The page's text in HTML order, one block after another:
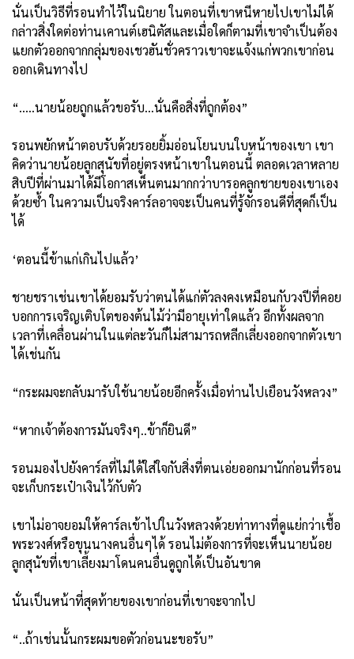
นั่นเป็นวิธีที่รอนทำไว้ในนิยาย ในตอนที่เขาหนีหายไปเขาไม่ได้
กล่าวสิ่งใดต่อท่านเคานต์เฮนิตัสและเมื่อใดก็ตามที่เขาจำเป็นต้อง
แยกตัวออกจากกลุ่มของเชวฮันชั่วคราวเขาจะแจ้งแก่พวกเขาก่อน
ออกเดินทางไป
“.....นายน้อยถูกแล้วขอรับ...นั่นคือสิ่งที่ถูกต้อง”
รอนพยักหน้าตอบรับด้วยรอยยิ้มอ่อนโยนบนใบหน้าของเขา เขา
คิดว่านายน้อยลูกสุนัขที่อยู่ตรงหน้าเขาในตอนนี้ ตลอดเวลาหลาย
สิบปีที่ผ่านมาได้มีโอกาสเห็นตนมากกว่าบารอคลูกชายของเขาเอง
ด้วยซ้ำ ในความเป็นจริงคาร์ลอาจจะเป็นคนที่รู้จักรอนดีที่สุดก็เป็น
ได้
‘ตอนนี้ข้าแก่เกินไปแล้ว’
ชายชราเช่นเขาได้ยอมรับว่าตนได้แก่ตัวลงคงเหมือนกับวงปีที่คอย
บอกการเจริญเติบโตของต้นไม้ว่ามีอายุเท่าใดแล้ว อีกทั้งผลจาก
เวลาที่เคลื่อนผ่านในแต่ละวันก็ไม่สามารถหลีกเลี่ยงออกจากตัวเขา
ได้เช่นกัน
“กระผมจะกลับมารับใช้นายน้อยอีกครั้งเมื่อท่านไปเยือนวังหลวง”
“หากเจ้าต้องการมันจริงๆ..ข้าก็ยินดี”
รอนมองไปยังคาร์ลที่ไม่ได้ใส่ใจกับสิ่งที่ตนเอ่ยออกมานักก่อนที่รอน
จะเก็บกระเป๋าเงินไว้กับตัว
เขาไม่อาจยอมให้คาร์ลเข้าไปในวังหลวงด้วยท่าทางที่ดูแย่กว่าเชื้อ
พระวงศ์หรือขุนนางคนอื่นๆได้ รอนไม่ต้องการที่จะเห็นนายน้อย
ลูกสุนัขที่เขาเลี้ยงมาโดนคนอื่นดูถูกได้เป็นอันขาด
นั่นเป็นหน้าที่สุดท้ายของเขาก่อนที่เขาจะจากไป
“..ถ้าเช่นนั้นกระผมขอตัวก่อนนะขอรับ”